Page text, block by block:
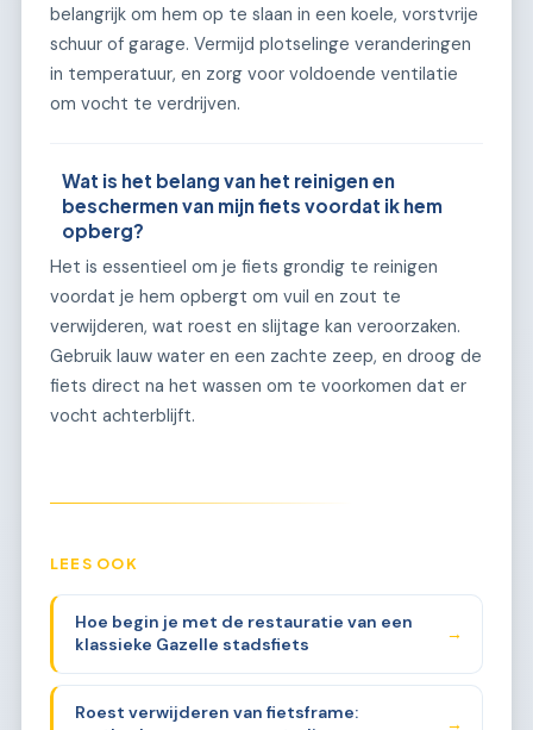
belangrijk om hem op te slaan in een koele, vorstvrije
schuur of garage. Vermijd plotselinge veranderingen
in temperatuur, en zorg voor voldoende ventilatie
om vocht te verdrijven.
Wat is het belang van het reinigen en
beschermen van mijn fiets voordat ik hem
opberg?
Het is essentieel om je fiets grondig te reinigen
voordat je hem opbergt om vuil en zout te
verwijderen, wat roest en slijtage kan veroorzaken.
Gebruik lauw water en een zachte zeep, en droog de
fiets direct na het wassen om te voorkomen dat er
vocht achterblijft.
LEES OOK
Hoe begin je met de restauratie van een
klassieke Gazelle stadsfiets
→
Roest verwijderen van fietsframe:
→